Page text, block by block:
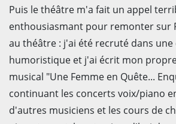
Puis le théâtre m'a fait un appel
enthousiasmant pour remonter sur
au théâtre : j'ai été recruté dans une
humoristique et j'ai écrit mon
musical "Une Femme en Quête...
continuant les concerts voix/piano
d'autres musiciens et les cours de